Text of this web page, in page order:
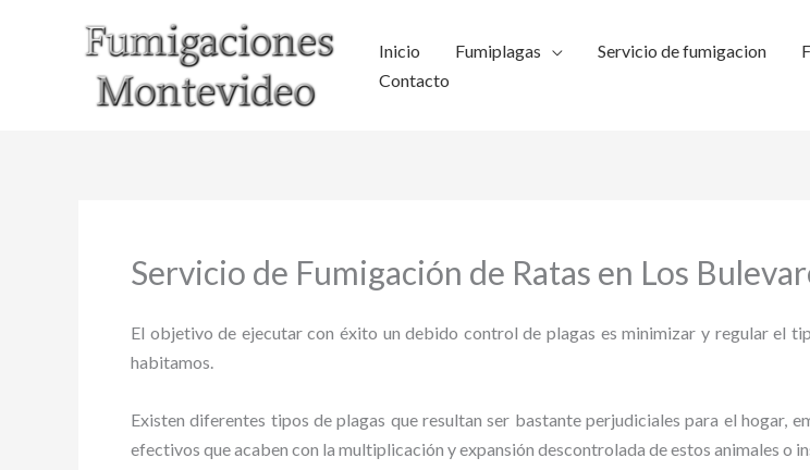
Inicio Fumiplagas Servicio de fumigacion
Contacto
Servicio de Fumigación de Ratas en Los
El objetivo de ejecutar con éxito un debido control de plagas es minimizar y regular el
habitamos.
Existen diferentes tipos de plagas que resultan ser bastante perjudiciales para el hogar,
efectivos que acaben con la multiplicación y expansión descontrolada de estos animales o